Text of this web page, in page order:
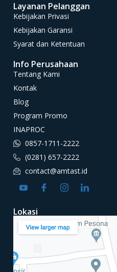
Layanan Pelanggan
Kebijakan Privasi
Kebijakan Garansi
Syarat dan Ketentuan
Info Perusahaan
Tentang Kami
Kontak
Blog
Program Promo
INAPROC
0857-1711-2222
(0281) 657-2222
contact@amtast.id
Lokasi